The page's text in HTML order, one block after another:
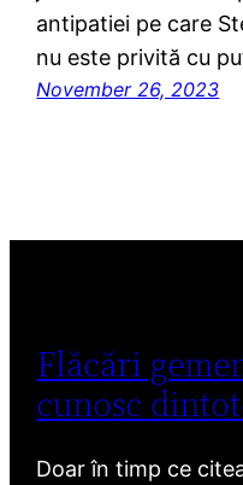
antipatiei pe care
nu este privită cu
November 26, 2023
Flăcări
cunosc
Doar în timp ce